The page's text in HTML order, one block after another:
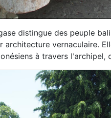
distingue des peuple
architecture vernaculaire.
à travers l'archipel,